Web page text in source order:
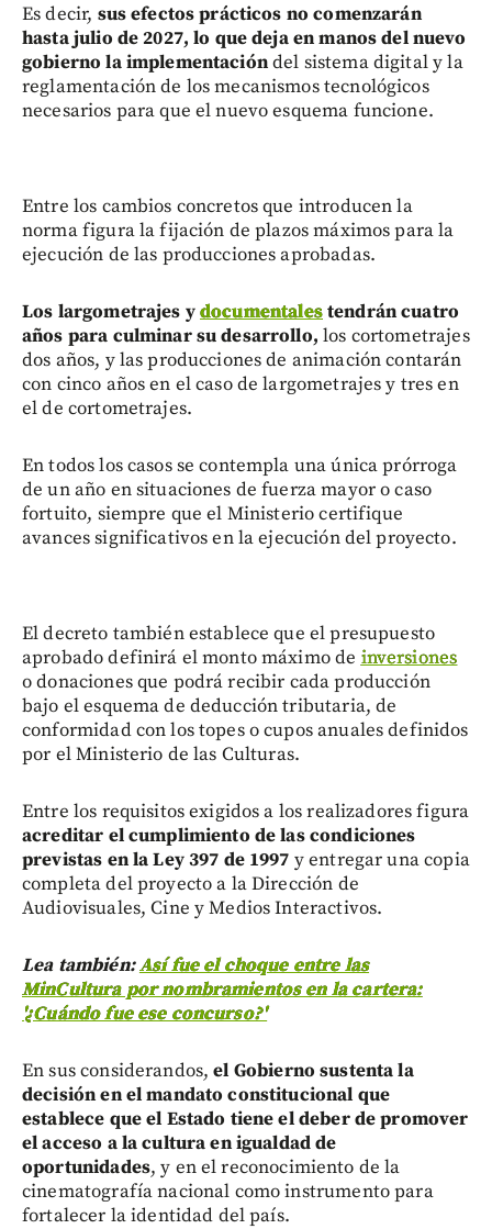
Es decir, sus efectos prácticos no comenzarán
hasta julio de 2027, lo que deja en manos del nuevo
gobierno la implementacióndel sistema digital y la
reglamentación de los mecanismos tecnológicos
necesarios para que el nuevo esquema funcione.
Entre los cambios concretos que introducen la
norma figura la fijación de plazos máximos para la
ejecución de las producciones aprobadas.
Los largometrajes ydocumentalestendrán cuatro
años para culminar su desarrollo, los cortometrajes
dos años, y las producciones de animación contarán
con cinco años en el caso de largometrajes y tres en
el de cortometrajes.
En todos los casos se contempla una única prórroga
de un año en situaciones de fuerza mayor o caso
fortuito, siempre que el Ministerio certifique
avances significativos en la ejecución del proyecto.
El decreto también establece que el presupuesto
aprobado definirá el monto máximo de inversiones
o donaciones que podrá recibir cada producción
bajo el esquema de deducción tributaria, de
conformidad con los topes o cupos anuales definidos
por el Ministerio de las Culturas.
Entre los requisitos exigidos a los realizadores figura
acreditar el cumplimiento de las condiciones
previstas en la Ley 397 de 1997 y entregar una copia
completa del proyecto a la Dirección de
Audiovisuales, Cine y Medios Interactivos.
Lea también:Así fue el choque entre las
MinCultura por nombramientos en la cartera:
'¿Cuándo fue ese concurso?'
En sus considerandos, el Gobierno sustenta la
decisión en el mandato constitucional que
establece que el Estado tiene el deber de promover
el acceso a la cultura en igualdad de
oportunidades, y en el reconocimiento de la
cinematografía nacional como instrumento para
fortalecer la identidad del país.